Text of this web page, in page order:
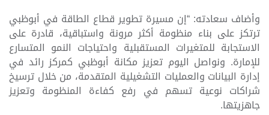
وأضاف سعادته: “إن مسيرة تطوير قطاع الطاقة في أبوظبي
ترتكز على بناء منظومة أكثر مرونة واستباقية، قادرة على
الاستجابة للمتغيرات المستقبلية واحتياجات النمو المتسارع
للإمارة. ونواصل اليوم تعزيز مكانة أبوظبي كمركز رائد في
إدارة البيانات والعمليات التشغيلية المتقدمة، من خلال ترسيخ
شراكات نوعية تسهم في رفع كفاءة المنظومة وتعزيز
جاهزيتها.